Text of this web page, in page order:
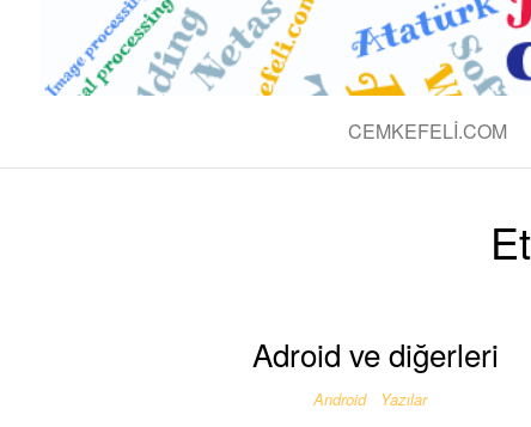
BLOG
Teknolojik
CEMKEFELI.COM
Adroid ve diğerleri
Android Yazılar